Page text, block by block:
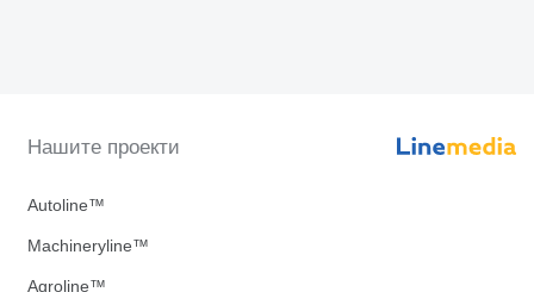
Нашите проекти
Autoline™
Machineryline™
Agroline™